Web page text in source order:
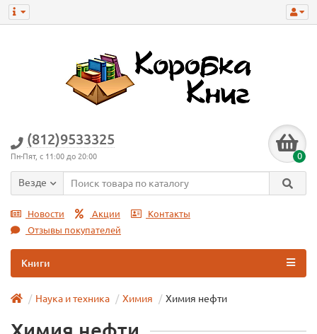
(812)9533325
Пн-Пят, с 11:00 до 20:00 0
Везде
Новости Акции
Контакты
Отзывы покупателей
Книги
Наука и техника Химия Химия нефти